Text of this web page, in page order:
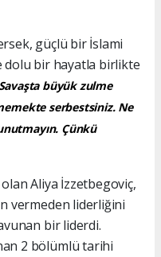
güçlü bir İslami
dolu bir hayatla birlikte
büyük zulme
serbestsiniz. Ne
Çünkü
Aliya İzzetbegoviç,
vermeden liderliğini
bir liderdi.
2 bölümlü tarihi